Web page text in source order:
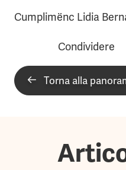
Cumplimënc Lidia
Condividere
Torna alla